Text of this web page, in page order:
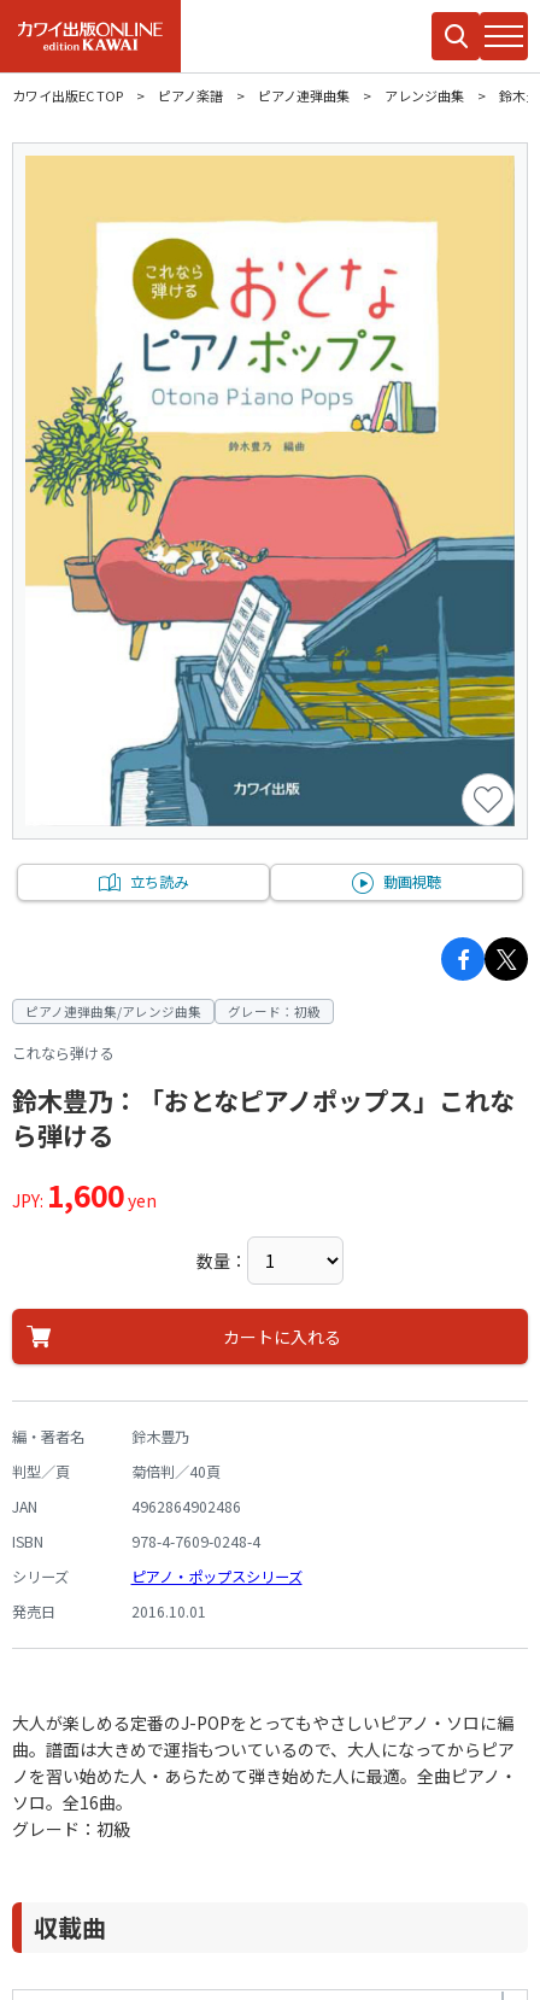
カワイ出版EC TOP ピアノ楽譜 ピアノ連弾曲集 アレンジ曲集 鈴木
立ち読み 動画視聴
ピアノ連弾曲集/アレンジ曲集 グレード：初級
これなら弾ける
鈴木豊乃：「おとなピアノポップス」これな
ら弾ける
JPY: 1,600yen
数量：
カートに入れる
編・著者名
鈴木豊乃
判型／頁
菊倍判／40頁
JAN
4962864902486
ISBN
978-4-7609-0248-4
シリーズ
ピアノ・ポップスシリーズ
発売日
2016.10.01
大人が楽しめる定番のJ-POPをとってもやさしいピアノ・ソロに編
曲。譜面は大きめで運指もついているので、大人になってからピア
ノを習い始めた人・あらためて弾き始めた人に最適。全曲ピアノ・
ソロ。全16曲。
グレード：初級
収載曲